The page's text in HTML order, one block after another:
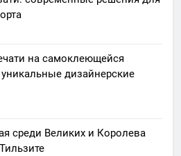
на самоклеющейся
дизайнерские
среди Великих и Королева